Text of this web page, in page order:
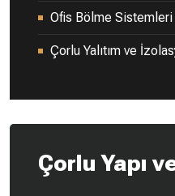
Ofis Bölme Sistemleri
Çorlu Yalıtım ve
Çorlu Yapı